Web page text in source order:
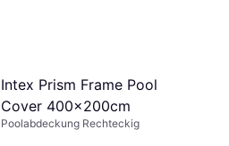
Intex Prism Frame Pool
Cover 400x200cm
Poolabdeckung Rechteckig